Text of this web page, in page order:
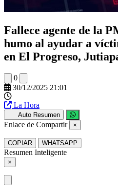
Fallece agente de la
humo al ayudar a
en El Progreso,
0
30/12/2025 21:01
La Hora
Auto Resumen
Enlace de Compartir ×
COPIAR WHATSAPP
Resumen Inteligente
×